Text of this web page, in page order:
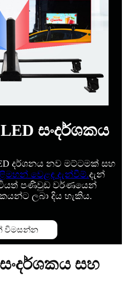
සංදර්ශකය
දර්ශනය නව මට්ටමක් සහ
වෙළඳ දැන්වීම්.දැන්
පණිවුඩ වර්ණයෙන්
ලබා දිය හැකිය.
විමසන්න
සහ